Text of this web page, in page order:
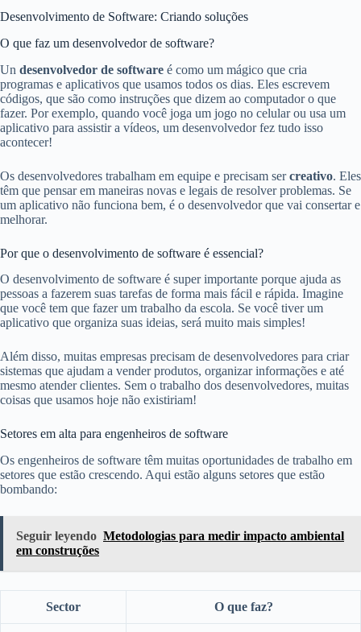
Desenvolvimento de Software: Criando soluções
O que faz um desenvolvedor de software?
Un desenvolvedor de software é como um mágico que cria
programas e aplicativos que usamos todos os dias. Eles escrevem
códigos, que são como instruções que dizem ao computador o que
fazer. Por exemplo, quando você joga um jogo no celular ou usa um
aplicativo para assistir a vídeos, um desenvolvedor fez tudo isso
acontecer!
Os desenvolvedores trabalham em equipe e precisam sercreativo. Eles
têm que pensar em maneiras novas e legais de resolver problemas. Se
um aplicativo não funciona bem, é o desenvolvedor que vai consertar e
melhorar.
Por que o desenvolvimento de software é essencial?
O desenvolvimento de software é super importante porque ajuda as
pessoas a fazerem suas tarefas de forma mais fácil e rápida. Imagine
que você tem que fazer um trabalho da escola. Se você tiver um
aplicativo que organiza suas ideias, será muito mais simples!
Além disso, muitas empresas precisam de desenvolvedores para criar
sistemas que ajudam a vender produtos, organizar informações e até
mesmo atender clientes. Sem o trabalho dos desenvolvedores, muitas
coisas que usamos hoje não existiriam!
Setores em alta para engenheiros de software
Os engenheiros de software têm muitas oportunidades de trabalho em
setores que estão crescendo. Aqui estão alguns setores que estão
bombando:
Seguir leyendo Metodologias para medir impacto ambiental
em construções
Sector O que faz?